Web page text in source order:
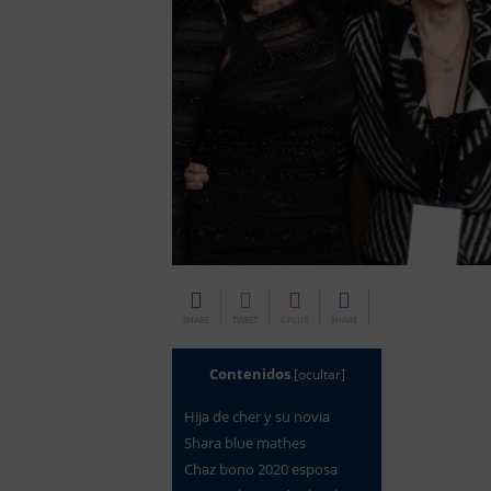
SHARE TWEET GPLUS SHARE
Contenidos [ocultar]
Hija de cher y su novia
shara blue mathes
chaz bono 2020 esposa